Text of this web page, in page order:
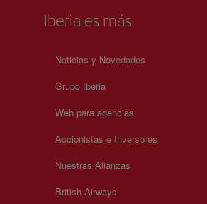
Iberia es más
Noticias y Novedades
Grupo Iberia
Web para agencias
Accionistas e Inversores
Nuestras Alianzas
British Airways